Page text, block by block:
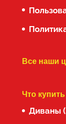
Все наши
Что купить
Диваны